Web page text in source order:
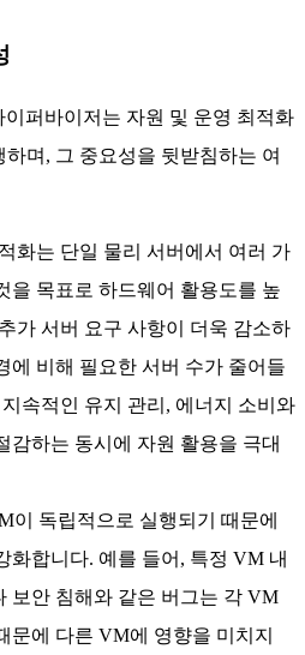
퍼바이저는 자원 및 운영 최적화
며, 그 중요성을 뒷받침하는 여
화는 단일 물리 서버에서 여러 가
을 목표로 하드웨어 활용도를 높
가 서버 요구 사항이 더욱 감소하
에 비해 필요한 서버 수가 줄어들
속적인 유지 관리, 에너지 소비와
감하는 동시에 자원 활용을 극대
이 독립적으로 실행되기 때문에
화합니다. 예를 들어, 특정 VM 내
보안 침해와 같은 버그는 각 VM
문에 다른 VM에 영향을 미치지